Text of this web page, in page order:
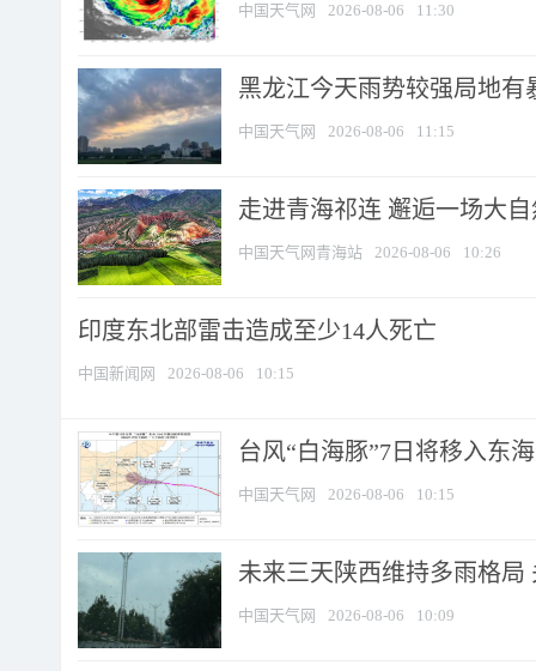
中国天气网 2026-08-06 11:30
黑龙江今天雨势较强局地有
中国天气网 2026-08-06 11:15
走进青海祁连 邂逅一场大
中国天气网青海站 2026-08-06 10:26
印度东北部雷击造成至少14人死亡
中国新闻网 2026-08-06 10:15
台风“白海豚”7日将移入东
中国天气网 2026-08-06 10:15
未来三天陕西维持多雨格局
中国天气网 2026-08-06 10:09